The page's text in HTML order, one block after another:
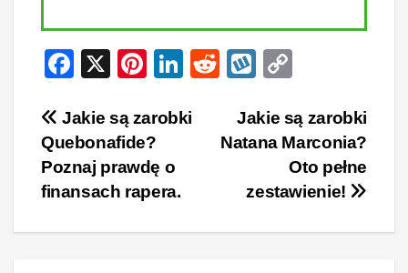
F
c
e
b
o
X
Pi
er
e
st
Li
k
R
di
W
o
p
p
y
Li
k
Nawigacja
wpisu
Jakie są zarobki
Natana Marconia?
Oto pełne
zestawienie!
Jakie są zarobki
Quebonafide?
Poznaj prawdę o
finansach rapera.